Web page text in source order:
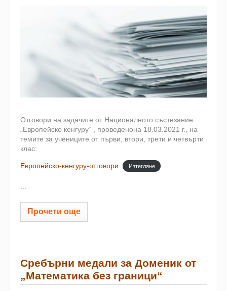
Отговори на задачите от Националното състезание
„Европейско кенгуру“ , проведенона 18.03.2021 г., на
темите за учениците от първи, втори, трети и четвърти
клас:
Европейско-кенгуру-отговори Изтегляне
Прочети още
Сребърни медали за Доменик от
„Математика без граници“